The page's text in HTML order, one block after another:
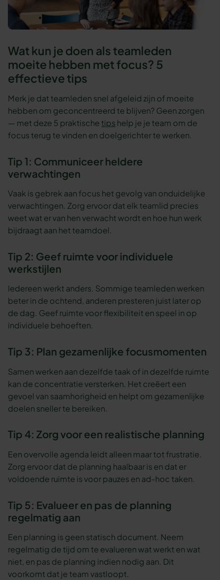
Wat kun je doen als teamleden
moeite hebben met focus? 5
effectieve tips
Merk je dat teamleden snel afgeleid zijn of moeite
hebben om geconcentreerd te blijven? Geen zorgen
— met deze 5 praktische tips help je je team om de
focus terug te vinden en doelgerichter te werken.
Tip 1: Communiceer heldere
verwachtingen
Vaak is gebrek aan focus het gevolg van onduidelijke
verwachtingen. Zorg ervoor dat elk teamlid precies
weet wat er van hen verwacht wordt en hoe hun werk
bijdraagt aan het teamdoel.
Tip 2: Geef ruimte voor individuele
werkstijlen
Iedereen werkt anders. Sommige teamleden werken
beter in de ochtend, anderen presteren juist later op
de dag. Geef ruimte voor flexibiliteit en speel in op
individuele behoeften.
Tip 3: Plan gezamenlijke focusmomenten
Samen werken aan dezelfde taak of in dezelfde ruimte
kan de concentratie versterken. Het creëert een
gevoel van saamhorigheid en helpt om gezamenlijke
doelen sneller te bereiken.
Tip 4: Zorg voor een realistische planning
Een overvolle agenda leidt alleen maar tot frustratie.
Zorg ervoor dat de planning haalbaar is en dat er
voldoende ruimte is voor pauzes en ad-hoc taken.
Tip 5: Evalueer en pas de planning
regelmatig aan
Een planning is geen statisch document. Neem
regelmatig de tijd om te evalueren wat werkt en wat
niet, en pas de planning indien nodig aan. Dit
voorkomt dat je team vastloopt.